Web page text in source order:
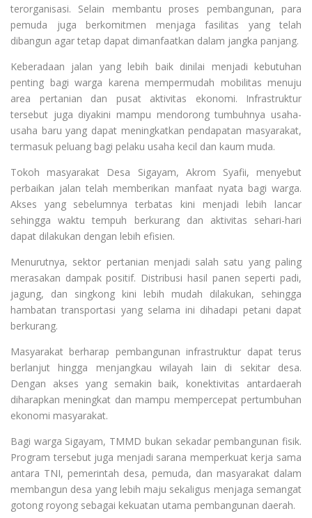
terorganisasi. Selain membantu proses pembangunan, para
pemuda juga berkomitmen menjaga fasilitas yang telah
dibangun agar tetap dapat dimanfaatkan dalam jangka panjang.
Keberadaan jalan yang lebih baik dinilai menjadi kebutuhan
penting bagi warga karena mempermudah mobilitas menuju
area pertanian dan pusat aktivitas ekonomi. Infrastruktur
tersebut juga diyakini mampu mendorong tumbuhnya usaha-
usaha baru yang dapat meningkatkan pendapatan masyarakat,
termasuk peluang bagi pelaku usaha kecil dan kaum muda.
Tokoh masyarakat Desa Sigayam, Akrom Syafii, menyebut
perbaikan jalan telah memberikan manfaat nyata bagi warga.
Akses yang sebelumnya terbatas kini menjadi lebih lancar
sehingga waktu tempuh berkurang dan aktivitas sehari-hari
dapat dilakukan dengan lebih efisien.
Menurutnya, sektor pertanian menjadi salah satu yang paling
merasakan dampak positif. Distribusi hasil panen seperti padi,
jagung, dan singkong kini lebih mudah dilakukan, sehingga
hambatan transportasi yang selama ini dihadapi petani dapat
berkurang.
Masyarakat berharap pembangunan infrastruktur dapat terus
berlanjut hingga menjangkau wilayah lain di sekitar desa.
Dengan akses yang semakin baik, konektivitas antardaerah
diharapkan meningkat dan mampu mempercepat pertumbuhan
ekonomi masyarakat.
Bagi warga Sigayam, TMMD bukan sekadar pembangunan fisik.
Program tersebut juga menjadi sarana memperkuat kerja sama
antara TNI, pemerintah desa, pemuda, dan masyarakat dalam
membangun desa yang lebih maju sekaligus menjaga semangat
gotong royong sebagai kekuatan utama pembangunan daerah.